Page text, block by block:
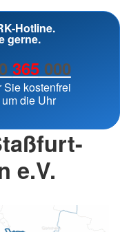
Hotline.
gerne.
365000
Sie kostenfrei
die Uhr
e.V.